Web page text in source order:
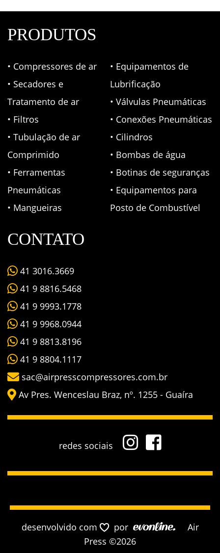
PRODUTOS
• Compressores de ar
• Secadores e
Tratamento de ar
• Filtros
• Tubulação de ar
Comprimido
• Ferramentas
Pneumáticas
• Mangueiras
• Equipamentos de
Lubrificação
• Válvulas Pneumáticas
• Conexões Pneumáticas
• Cilindros
• Bombas de água
• Botinas de seguranças
• Equipamentos para
Posto de Combustível
CONTATO
41 3016.3669
41 9 8816.5468
41 9 9993.1778
41 9 9968.0944
41 9 8813.8196
41 9 8804.1117
sac@airpresscompressores.com.br
Av Pres. Wenceslau Braz, nº. 1255 - Guaíra
redes sociais
desenvolvido com por
Air
Press ©2026